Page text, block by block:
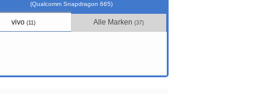
(Qualcomm Snapdragon 665)
vivo(11) Alle Marken(37)